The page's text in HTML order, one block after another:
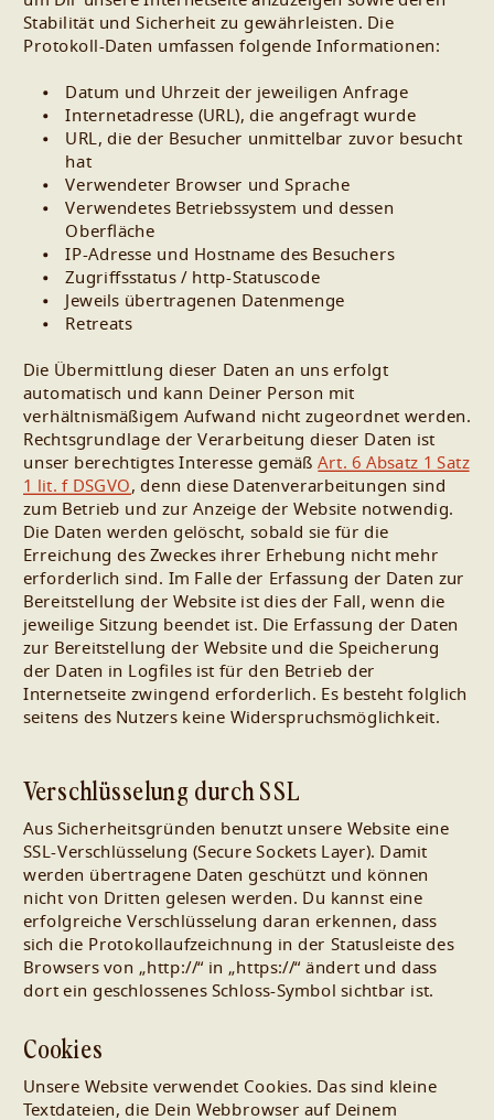
Stabilität und Sicherheit zu gewährleisten. Die
Protokoll-Daten umfassen folgende Informationen:
Datum und Uhrzeit der jeweiligen Anfrage
Internetadresse (URL), die angefragt wurde
URL, die der Besucher unmittelbar zuvor besucht
hat
Verwendeter Browser und Sprache
Verwendetes Betriebssystem und dessen
Oberfläche
IP-Adresse und Hostname des Besuchers
Zugriffsstatus / http-Statuscode
Jeweils übertragenen Datenmenge
Retreats
Die Übermittlung dieser Daten an uns erfolgt
automatisch und kann Deiner Person mit
verhältnismäßigem Aufwand nicht zugeordnet werden.
Rechtsgrundlage der Verarbeitung dieser Daten ist
unser berechtigtes Interesse gemäßArt. 6 Absatz 1 Satz
1 lit. f DSGVO, denn diese Datenverarbeitungen sind
zum Betrieb und zur Anzeige der Website notwendig.
Die Daten werden gelöscht, sobald sie für die
Erreichung des Zweckes ihrer Erhebung nicht mehr
erforderlich sind. Im Falle der Erfassung der Daten zur
Bereitstellung der Website ist dies der Fall, wenn die
jeweilige Sitzung beendet ist. Die Erfassung der Daten
zur Bereitstellung der Website und die Speicherung
der Daten in Logfiles ist für den Betrieb der
Internetseite zwingend erforderlich. Es besteht folglich
seitens des Nutzers keine Widerspruchsmöglichkeit.
Verschlüsselung durch SSL
Aus Sicherheitsgründen benutzt unsere Website eine
SSL-Verschlüsselung (Secure Sockets Layer). Damit
werden übertragene Daten geschützt und können
nicht von Dritten gelesen werden. Du kannst eine
erfolgreiche Verschlüsselung daran erkennen, dass
sich die Protokollaufzeichnung in der Statusleiste des
Browsers von „http://“ in „https://“ ändert und dass
dort ein geschlossenes Schloss-Symbol sichtbar ist.
Cookies
Unsere Website verwendet Cookies. Das sind kleine
Textdateien, die Dein Webbrowser auf Deinem